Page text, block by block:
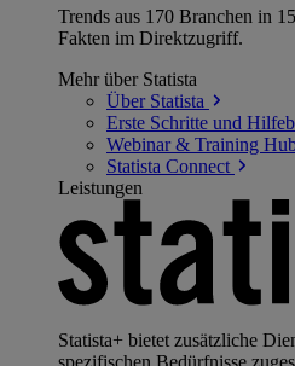
Trends aus 170 Branchen in
Fakten im Direktzugriff.
Mehr über Statista
Über Statista
Erste Schritte und
Webinar & Training
Statista Connect
Leistungen
Statista+ bietet zusätzliche
spezifischen Bedürfnisse